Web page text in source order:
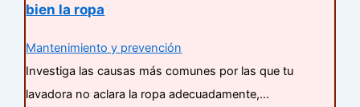
bien la ropa
Mantenimiento y prevención
Investiga las causas más comunes por las que tu
lavadora no aclara la ropa adecuadamente,…